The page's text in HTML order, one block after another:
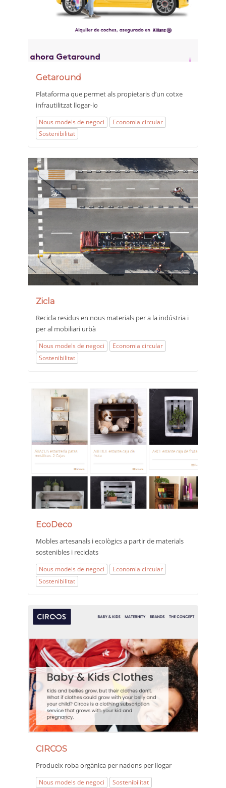
Getaround
Plataforma que permet als propietaris d’un cotxe
infrautilitzat llogar-lo
Nous models de negoci
Economia circular
Sostenibilitat
Zicla
Recicla residus en nous materials per a la indústria i
per al mobiliari urbà
Nous models de negoci
Economia circular
Sostenibilitat
EcoDeco
Mobles artesanals i ecològics a partir de materials
sostenibles i reciclats
Nous models de negoci
Economia circular
Sostenibilitat
CIRCOS
Produeix roba orgànica per nadons per llogar
Nous models de negoci
Sostenibilitat